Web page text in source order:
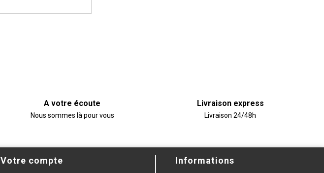
A votre écoute
Nous sommes là pour vous
Livraison express
Livraison 24/48h
Votre compte Informations